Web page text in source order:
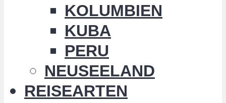
KOLUMBIEN
KUBA
PERU
NEUSEELAND
REISEARTEN